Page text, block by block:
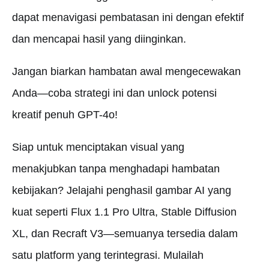
dapat menavigasi pembatasan ini dengan efektif
dan mencapai hasil yang diinginkan.
Jangan biarkan hambatan awal mengecewakan
Anda—coba strategi ini dan unlock potensi
kreatif penuh GPT-4o!
Siap untuk menciptakan visual yang
menakjubkan tanpa menghadapi hambatan
kebijakan? Jelajahi penghasil gambar AI yang
kuat seperti Flux 1.1 Pro Ultra, Stable Diffusion
XL, dan Recraft V3—semuanya tersedia dalam
satu platform yang terintegrasi. Mulailah